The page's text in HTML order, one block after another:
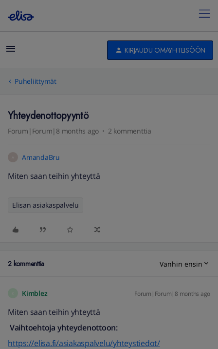
KIRJAUDU OMAYHTEISÖÖN
Puheliittymät
Yhteydenottopyyntö
Forum|Forum|8 months ago 2 kommenttia
AmandaBru
Miten saan teihin yhteyttä
Elisan asiakaspalvelu
2 kommenttia Vanhin ensin
Kimblez Forum|Forum|8 months ago
Miten saan teihin yhteyttä
Vaihtoehtoja yhteydenottoon:
https://elisa.fi/asiakaspalvelu/yhteystiedot/